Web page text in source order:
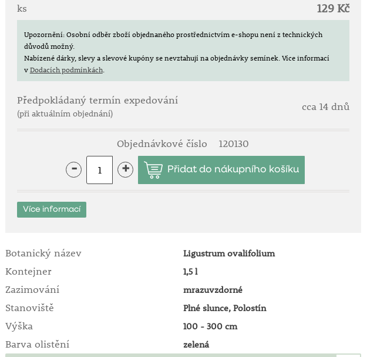
ks
129 Kč
Upozornění: Osobní odběr zboží objednaného prostřednictvím e-shopu není z technických
důvodů možný.
Nabízené dárky, slevy a slevové kupóny se nevztahují na objednávky semínek. Více informací
vDodacích podmínkách.
Předpokládaný termín expedování
(při aktuálním objednání)
cca 14 dnů
Objednávkové číslo 120130
- +
Více informací
Botanický název Ligustrum ovalifolium
Kontejner 1,5 l
Zazimování mrazuvzdorné
Stanoviště Plné slunce, Polostín
Výška 100 - 300 cm
Barva olistění zelená